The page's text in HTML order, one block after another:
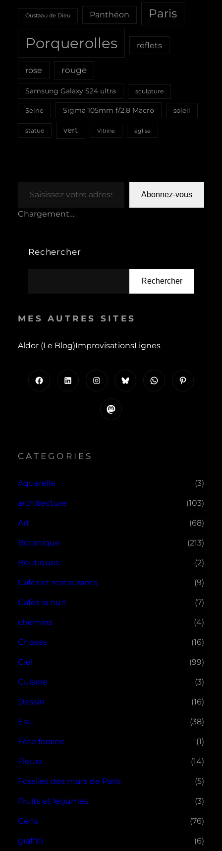
Oustaou de Dieu Panthéon Paris
Porquerolles reflets
rose rouge
Samsung Galaxy S24 ultra sculpture
Seine Sigma 105mm f/2.8 Macro soleil
statue vert Vitrine église
Abonnez-vous
Chargement…
Rechercher
Rechercher
MES AUTRES SITES
Aldor (le Blog)ImprovisationsLignes
Instagram WhatsApp
Mastodon
CATEGORIES
Aquarelle (3)
architecture (103)
Art (68)
Botanique (213)
Boutiques (2)
Cafés et restaurants (9)
Cafés la nuit (7)
chemins (4)
Choses (16)
Ciel (99)
Cuisine (3)
Dessin (16)
Eau (38)
Fête foraine (1)
Fleurs (14)
Fossiles des murs de Paris (5)
Fruits et légumes (3)
Gens (76)
graffiti (6)